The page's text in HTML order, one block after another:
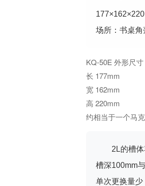
场所：书桌
KQ-50E 外形尺寸
长 177mm
宽 162mm
高 220mm
约相当于一个马
2L的槽
槽深100mm
单次更换量